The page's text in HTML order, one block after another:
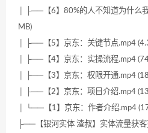
│ ├──【6】80%的人不知道为什么
MB)
│ ├──【5】京东：关键节点.mp4
│ ├──【4】京东：实操流程.mp4
│ ├──【3】京东：权限开通.mp4
│ ├──【2】京东：项目介绍.mp4
│ └──【1】京东：作者介绍.mp4
├──【银河实体 渣叔】实体流量获